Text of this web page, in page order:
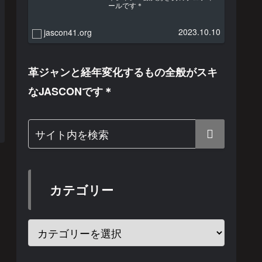
ールです＊
jascon41.org 2023.10.10
革ジャンと経年変化するもの全般がスキ
なJASCONです＊
カテゴリー